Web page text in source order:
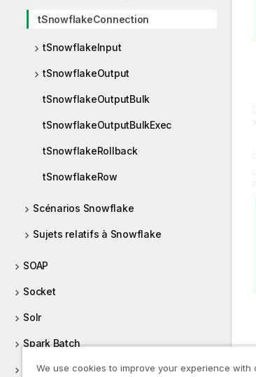
tSnowflakeConnection
tSnowflakeInput
tSnowflakeOutput
tSnowflakeOutputBulk
tSnowflakeOutputBulkExec
tSnowflakeRollback
tSnowflakeRow
Scénarios Snowflake
Sujets relatifs à Snowflake
SOAP
Socket
Solr
Spark Batch
Spark Streaming
We use cookies to improve your experience with